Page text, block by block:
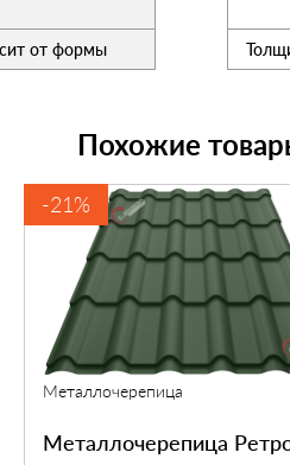
от формы
Похожие
-21%
Металлочерепица
Металлочерепица